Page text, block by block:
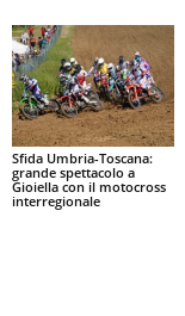
Sfida Umbria-Toscana:
grande spettacolo a
Gioiella con il motocross
interregionale